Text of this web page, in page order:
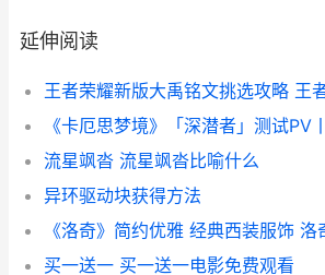
延伸阅读
流星飒沓 流星飒沓比喻什么
异环驱动块获得方法
《洛奇》简约优雅 经典西装服饰 洛
买一送一 买一送一电影免费观看